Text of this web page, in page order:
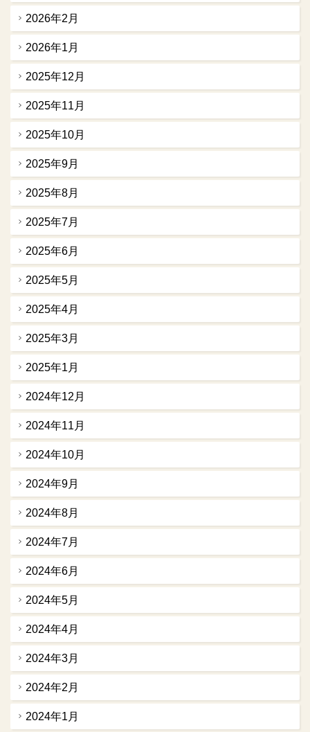
2026年2月
2026年1月
2025年12月
2025年11月
2025年10月
2025年9月
2025年8月
2025年7月
2025年6月
2025年5月
2025年4月
2025年3月
2025年1月
2024年12月
2024年11月
2024年10月
2024年9月
2024年8月
2024年7月
2024年6月
2024年5月
2024年4月
2024年3月
2024年2月
2024年1月